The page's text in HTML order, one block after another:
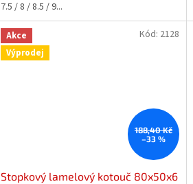
7.5 / 8 / 8.5 / 9...
Akce
Výprodej
188,40 Kč
–33 %
Stopkový lamelový kotouč 80x50x6
Kód: 2128